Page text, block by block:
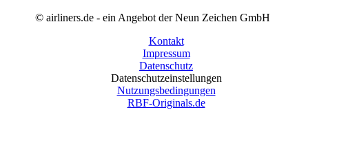
© airliners.de - ein Angebot der Neun Zeichen GmbH
Kontakt
Impressum
Datenschutz
Datenschutzeinstellungen
Nutzungsbedingungen
RBF-Originals.de